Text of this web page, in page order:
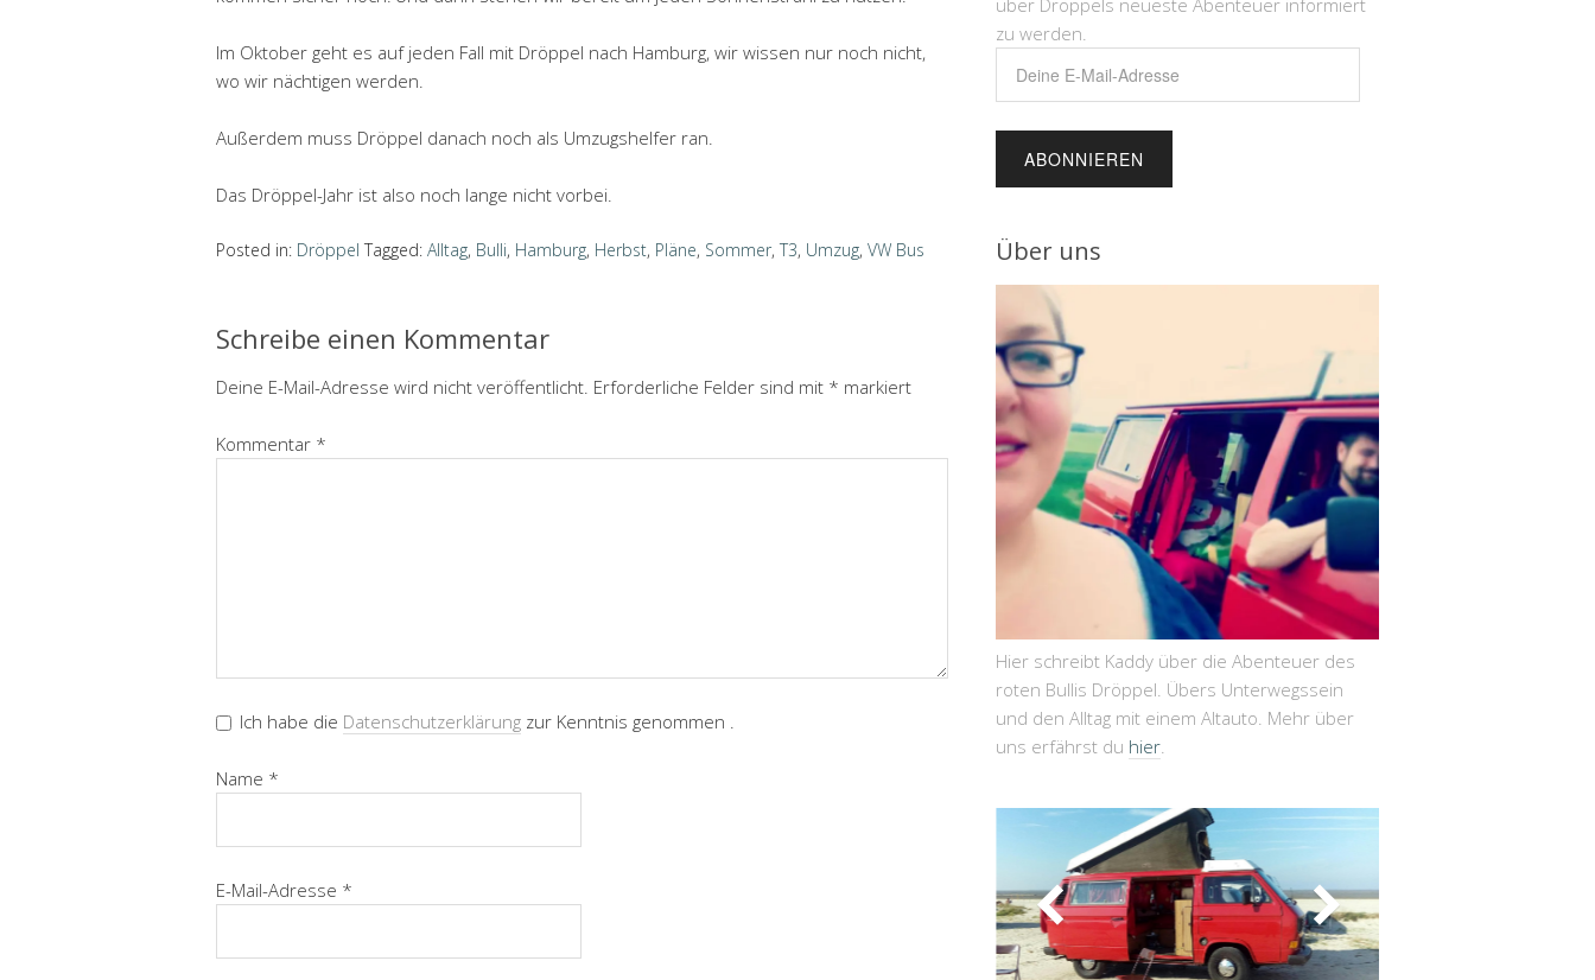
Im Oktober geht es auf jeden Fall mit Dröppel nach Hamburg, wir wissen nur noch nicht,
wo wir nächtigen werden.
Außerdem muss Dröppel danach noch als Umzugshelfer ran.
Das Dröppel-Jahr ist also noch lange nicht vorbei.
Posted in: Dröppel Tagged: Alltag, Bulli, Hamburg, Herbst, Pläne, Sommer, T3, Umzug, VW Bus
Schreibe einen Kommentar
Deine E-Mail-Adresse wird nicht veröffentlicht. Erforderliche Felder sind mit * markiert
Kommentar *
Ich habe die Datenschutzerklärung zur Kenntnis genommen .
Name *
E-Mail-Adresse *
über Dröppels neueste Abenteuer informiert
zu werden.
Adresse
Über uns
Hier schreibt Kaddy über die Abenteuer des
roten Bullis Dröppel. Übers Unterwegssein
und den Alltag mit einem Altauto. Mehr über
uns erfährst du hier.